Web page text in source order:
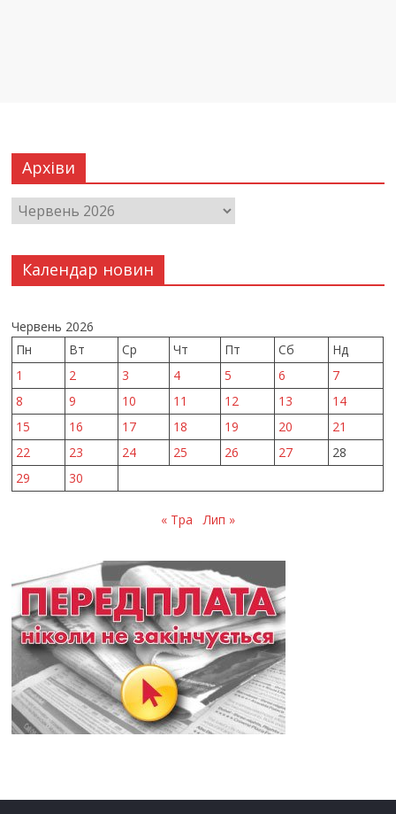
Архіви
Календар новин
Червень 2026
Пн
Вт Ср Чт Пт Сб
Нд
1
2 3 4 5 6
7
8
9 10 11 12 13
14
15
16 17 18 19 20
21
22
23 24 25 26 27
28
29
30
« Тра Лип »